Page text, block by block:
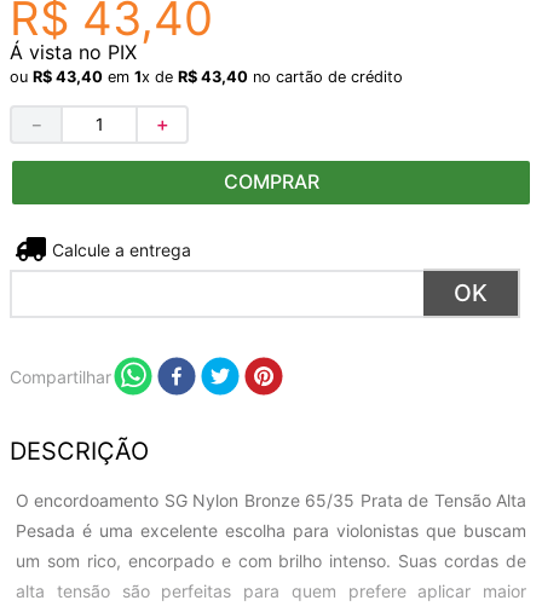
R$ 43,40
Á vista no PIX
ou R$ 43,40 em 1x de R$ 43,40 no cartão de crédito
＋
－
COMPRAR
Não sei meu CEP
Compartilhar
DESCRIÇÃO
O encordoamento SG Nylon Bronze 65/35 Prata de Tensão Alta
Pesada é uma excelente escolha para violonistas que buscam
um som rico, encorpado e com brilho intenso. Suas cordas de
alta tensão são perfeitas para quem prefere aplicar maior